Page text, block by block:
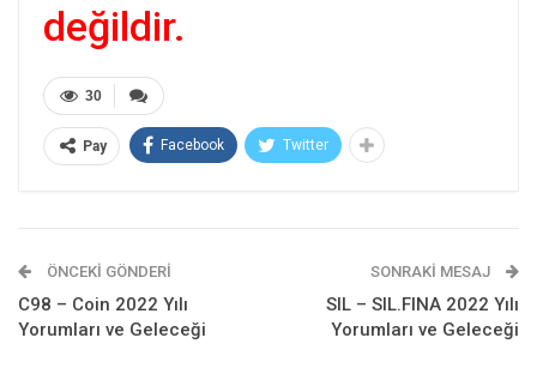
değildir.
30
Pay Facebook Twitter
ÖNCEKI GÖNDERI
C98 – Coin 2022 Yılı
Yorumları ve Geleceği
SONRAKI MESAJ
SIL – SIL.FINA 2022 Yılı
Yorumları ve Geleceği